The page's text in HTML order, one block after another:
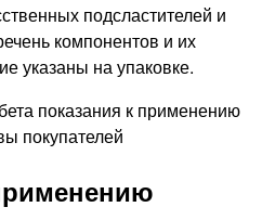
подсластителей и
компонентов и их
указаны на упаковке.